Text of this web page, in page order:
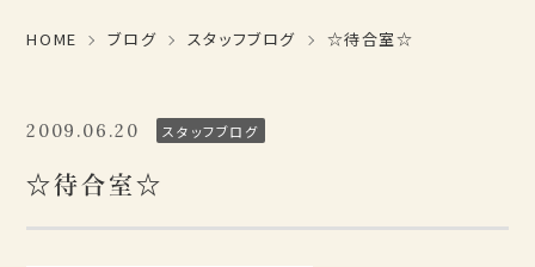
HOME ブログ スタッフブログ ☆待合室☆
2009.06.20 スタッフブログ
☆待合室☆